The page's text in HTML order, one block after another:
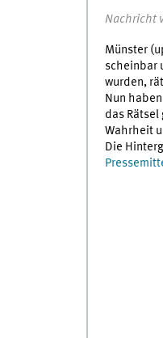
Nachricht
Münster
scheinbar
wurden,
Nun
das
Wahrheit
Die